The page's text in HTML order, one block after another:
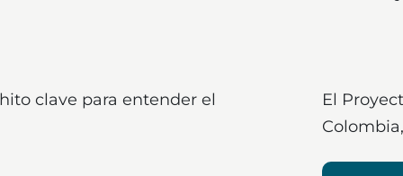
clave para entender el
El